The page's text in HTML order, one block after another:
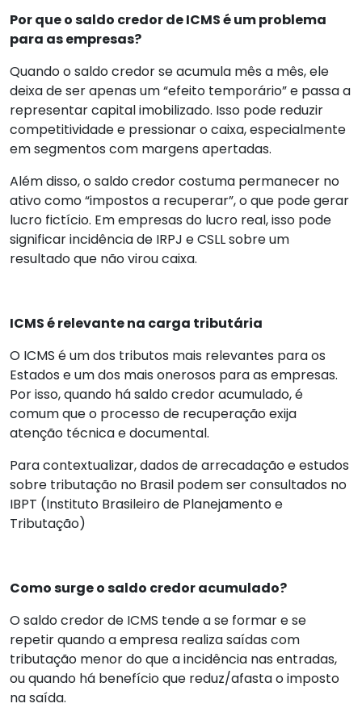
Por que o saldo credor de ICMS é um problema
para as empresas?
Quando o saldo credor se acumula mês a mês, ele
deixa de ser apenas um “efeito temporário” e passa a
representar capital imobilizado. Isso pode reduzir
competitividade e pressionar o caixa, especialmente
em segmentos com margens apertadas.
Além disso, o saldo credor costuma permanecer no
ativo como “impostos a recuperar”, o que pode gerar
lucro fictício. Em empresas do lucro real, isso pode
significar incidência de IRPJ e CSLL sobre um
resultado que não virou caixa.
ICMS é relevante na carga tributária
O ICMS é um dos tributos mais relevantes para os
Estados e um dos mais onerosos para as empresas.
Por isso, quando há saldo credor acumulado, é
comum que o processo de recuperação exija
atenção técnica e documental.
Para contextualizar, dados de arrecadação e estudos
sobre tributação no Brasil podem ser consultados no
IBPT (Instituto Brasileiro de Planejamento e
Tributação)
Como surge o saldo credor acumulado?
O saldo credor de ICMS tende a se formar e se
repetir quando a empresa realiza saídas com
tributação menor do que a incidência nas entradas,
ou quando há benefício que reduz/afasta o imposto
na saída.